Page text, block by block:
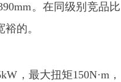
。在同级别竞品比
的。
，最大扭矩150N·m，